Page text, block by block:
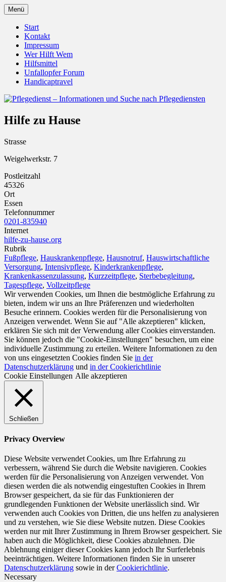
Zum
Inhalt
springen
Pflegedienst – Informationen
und Suche nach Pflegediensten
Unfallopfer – Hilfswerk
Menü
Start
Kontakt
Impressum
Wer Hilft Wem
Hilfsmittel
Unfallopfer Forum
Handicaptravel
Hilfe zu Hause
Strasse
Weigelwerkstr. 7
Postleitzahl
45326
Ort
Essen
Telefonnummer
0201-835940
Internet
hilfe-zu-hause.org
Rubrik
Fußpflege, Hauskrankenpflege, Hausnotruf, Hauswirtschaftliche
Versorgung, Intensivpflege, Kinderkrankenpflege,
Krankenkassenzulassung, Kurzzeitpflege, Sterbebegleitung,
Tagespflege, Vollzeitpflege
Wir verwenden Cookies, um Ihnen die bestmögliche Erfahrung zu
bieten, indem wir uns an Ihre Präferenzen und wiederholten
Besuche erinnern. Cookies werden für die Personalisierung von
Anzeigen verwendet. Wenn Sie auf "Alle akzeptieren" klicken,
erklären Sie sich mit der Verwendung aller Cookies einverstanden.
Sie können jedoch die "Cookie-Einstellungen" besuchen, um eine
individuelle Zustimmung zu erteilen. Weitere Informationen zu den
von uns eingesetzten Cookies finden Sie in der
Datenschutzerklärung und in der Cookierichtlinie
Cookie Einstellungen Alle akzeptieren
Schließen
Privacy Overview
Diese Website verwendet Cookies, um Ihre Erfahrung zu
verbessern, während Sie durch die Website navigieren. Cookies
werden für die Personalisierung von Anzeigen verwendet. Von
diesen werden die als notwendig eingestuften Cookies in Ihrem
Browser gespeichert, da sie für das Funktionieren der
grundlegenden Funktionen der Website unerlässlich sind. Wir
verwenden auch Cookies von Dritten, die uns helfen zu analysieren
und zu verstehen, wie Sie diese Website nutzen. Diese Cookies
werden nur mit Ihrer Zustimmung in Ihrem Browser gespeichert. Sie
haben auch die Möglichkeit, diese Cookies abzulehnen. Die
Ablehnung einiger dieser Cookies kann jedoch Ihr Surferlebnis
beeinträchtigen. Weitere Informationen finden Sie in unserer
Datenschutzerklärung sowie in derCookierichtlinie.
Necessary